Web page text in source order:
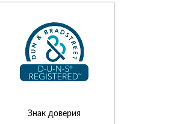
Знак доверия